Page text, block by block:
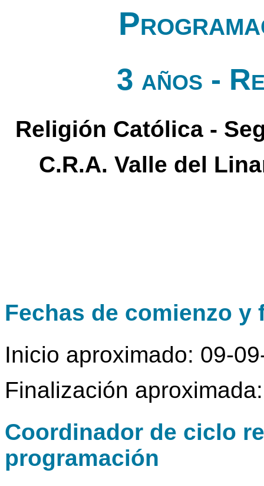
3 años -
Religión Católica -
C.R.A. Valle del
Fechas de comienzo y
Inicio aproximado: 09-
Finalización
Coordinador de ciclo
programación